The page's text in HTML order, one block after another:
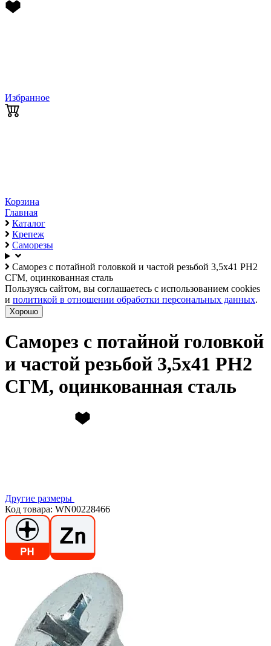
Избранное
Корзина
Главная
Каталог
Крепеж
Саморезы
Саморез с потайной головкой и частой резьбой 3,5х41 PH2
СГМ, оцинкованная сталь
Пользуясь сайтом, вы соглашаетесь с использованием cookies
и политикой в отношении обработки персональных данных.
Хорошо
Саморез с потайной головкой
и частой резьбой 3,5х41 PH2
СГМ, оцинкованная сталь
Другие размеры
Код товара: WN00228466